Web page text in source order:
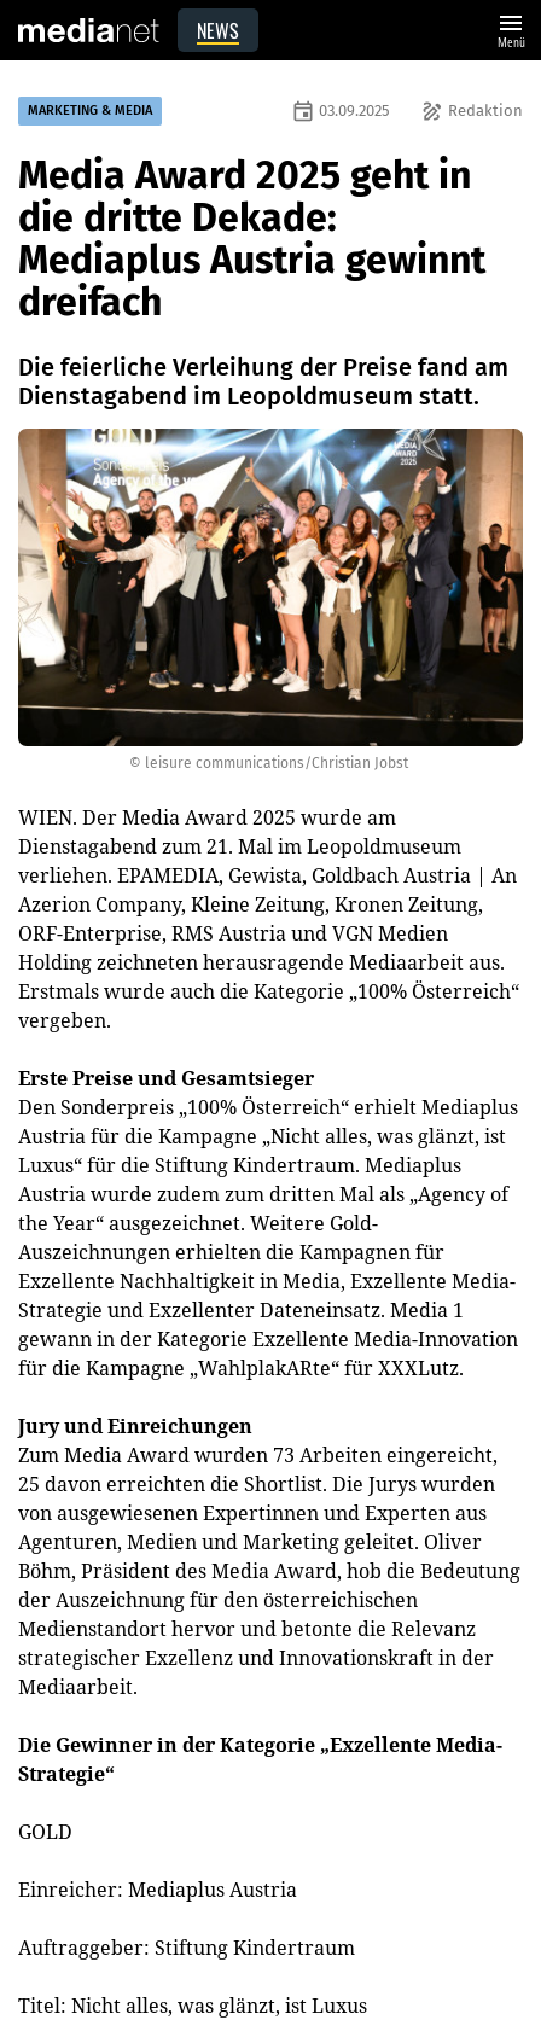
NEWS menu
Menü
© leisure communications/Christian Jobst
MARKETING & MEDIA draw Redaktion
event 03.09.2025
Media Award 2025 geht in
die dritte Dekade:
Mediaplus Austria gewinnt
dreifach
Die feierliche Verleihung der Preise fand am
Dienstagabend im Leopoldmuseum statt.
WIEN. Der Media Award 2025 wurde am
Dienstagabend zum 21. Mal im Leopoldmuseum
verliehen. EPAMEDIA, Gewista, Goldbach Austria | An
Azerion Company, Kleine Zeitung, Kronen Zeitung,
ORF-Enterprise, RMS Austria und VGN Medien
Holding zeichneten herausragende Mediaarbeit aus.
Erstmals wurde auch die Kategorie „100% Österreich“
vergeben.
Erste Preise und Gesamtsieger
Den Sonderpreis „100% Österreich“ erhielt Mediaplus
Austria für die Kampagne „Nicht alles, was glänzt, ist
Luxus“ für die Stiftung Kindertraum. Mediaplus
Austria wurde zudem zum dritten Mal als „Agency of
the Year“ ausgezeichnet. Weitere Gold-
Auszeichnungen erhielten die Kampagnen für
Exzellente Nachhaltigkeit in Media, Exzellente Media-
Strategie und Exzellenter Dateneinsatz. Media 1
gewann in der Kategorie Exzellente Media-Innovation
für die Kampagne „WahlplakARte“ für XXXLutz.
Jury und Einreichungen
Zum Media Award wurden 73 Arbeiten eingereicht,
25 davon erreichten die Shortlist. Die Jurys wurden
von ausgewiesenen Expertinnen und Experten aus
Agenturen, Medien und Marketing geleitet. Oliver
Böhm, Präsident des Media Award, hob die Bedeutung
der Auszeichnung für den österreichischen
Medienstandort hervor und betonte die Relevanz
strategischer Exzellenz und Innovationskraft in der
Mediaarbeit.
Die Gewinner in der Kategorie „Exzellente Media-
Strategie“
GOLD
Einreicher: Mediaplus Austria
Auftraggeber: Stiftung Kindertraum
Titel: Nicht alles, was glänzt, ist Luxus